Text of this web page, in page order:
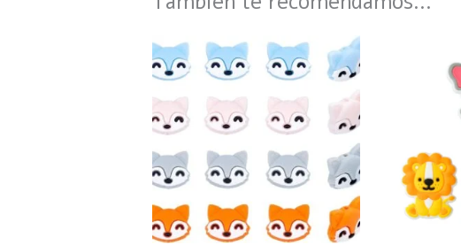
Este
producto
tiene
múltiples
variantes.
Las
opciones
se